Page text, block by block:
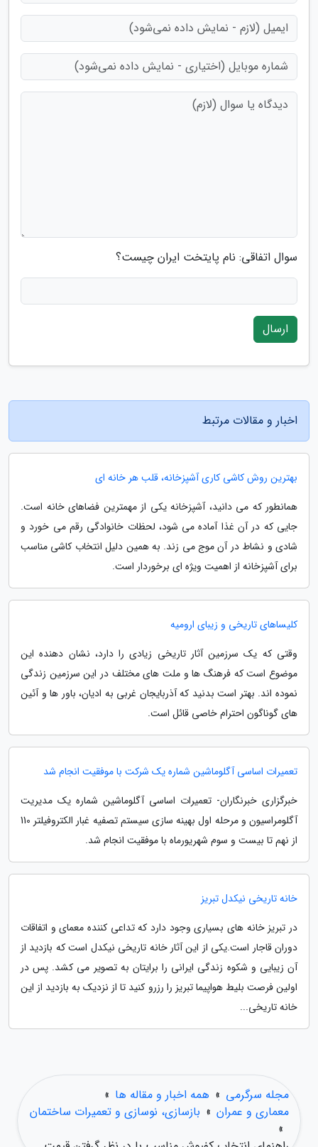
سوال اتفاقی: نام پایتخت ایران چیست؟
ارسال
اخبار و مقالات مرتبط
بهترین روش کاشی کاری آشپزخانه، قلب هر خانه ای
همانطور که می دانید، آشپزخانه یکی از مهمترین فضاهای خانه است.
جایی که در آن غذا آماده می شود، لحظات خانوادگی رقم می خورد و
شادی و نشاط در آن موج می زند. به همین دلیل انتخاب کاشی مناسب
برای آشپزخانه از اهمیت ویژه ای برخوردار است.
کلیساهای تاریخی و زیبای ارومیه
وقتی که یک سرزمین آثار تاریخی زیادی را دارد، نشان دهنده این
موضوع است که فرهنگ ها و ملت های مختلف در این سرزمین زندگی
نموده اند. بهتر است بدنید که آذربایجان غربی به ادیان، باور ها و آئین
های گوناگون احترام خاصی قائل است.
تعمیرات اساسی آگلوماشین شماره یک شرکت با موفقیت انجام شد
خبرگزاری خبرنگاران- تعمیرات اساسی آگلوماشین شماره یک مدیریت
آگلومراسیون و مرحله اول بهینه سازی سیستم تصفیه غبار الکتروفیلتر 110
از نهم تا بیست و سوم شهریورماه با موفقیت انجام شد.
خانه تاریخی نیکدل تبریز
در تبریز خانه های بسیاری وجود دارد که تداعی کننده معمای و اتفاقات
دوران قاجار است.یکی از این آثار خانه تاریخی نیکدل است که بازدید از
آن زیبایی و شکوه زندگی ایرانی را برایتان به تصویر می کشد. پس در
اولین فرصت بلیط هواپیما تبریز را رزرو کنید تا از نزدیک به بازدید از این
خانه تاریخی...
مجله سرگرمی » همه اخبار و مقاله ها »
معماری و عمران » بازسازی، نوسازی و تعمیرات ساختمان
»